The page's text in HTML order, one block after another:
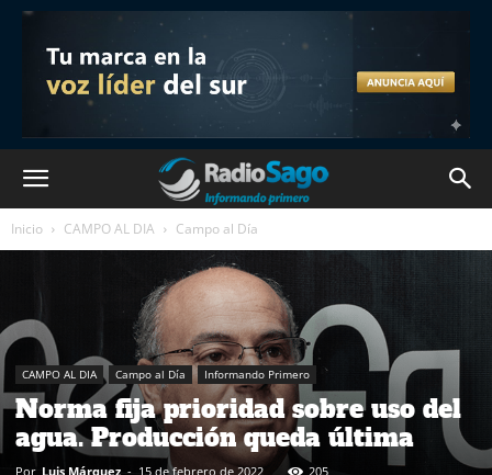
Inicio CAMPO AL DIA Campo al Día
CAMPO AL DIA Campo al Día Informando Primero
Norma fija prioridad sobre uso del
agua. Producción queda última
Por Luis Márquez - 15 de febrero de 2022 205